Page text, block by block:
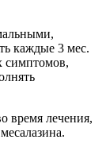
каждые 3 мес.
симптомов,
время лечения,